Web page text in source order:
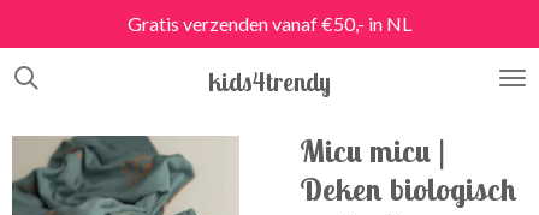
direct
naar
hoofdinhoud
kids4trendy
Gratis verzenden vanaf €50,- in NL
Micu micu |
Deken biologisch